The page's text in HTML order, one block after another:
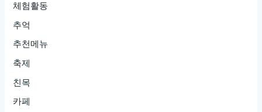
체험활동
추억
추천메뉴
축제
친목
카페